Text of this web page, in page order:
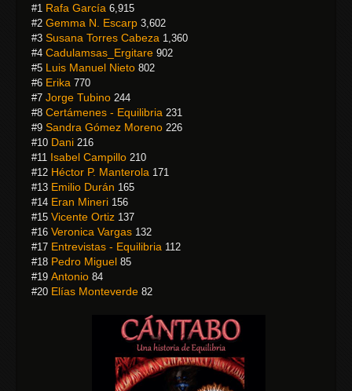
#1 Rafa García 6,915
#2 Gemma N. Escarp 3,602
#3 Susana Torres Cabeza 1,360
#4 Cadulamsas_Ergitare 902
#5 Luis Manuel Nieto 802
#6 Erika 770
#7 Jorge Tubino 244
#8 Certámenes - Equilibria 231
#9 Sandra Gómez Moreno 226
#10 Dani 216
#11 Isabel Campillo 210
#12 Héctor P. Manterola 171
#13 Emilio Durán 165
#14 Eran Mineri 156
#15 Vicente Ortiz 137
#16 Veronica Vargas 132
#17 Entrevistas - Equilibria 112
#18 Pedro Miguel 85
#19 Antonio 84
#20 Elías Monteverde 82